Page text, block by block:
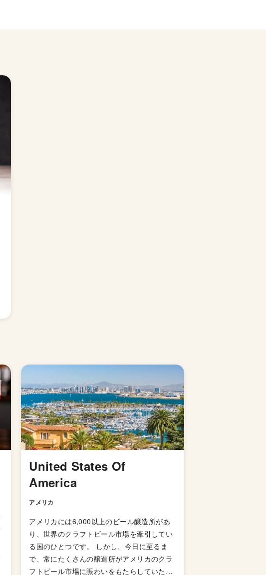
United States Of
America
アメリカ
アメリカには6,000以上のビール醸造所があ
り、世界のクラフトビール市場を牽引してい
る国のひとつです。 しかし、今日に至るま
で、常にたくさんの醸造所がアメリカのクラ
フトビール市場に賑わいをもたらしていた訳